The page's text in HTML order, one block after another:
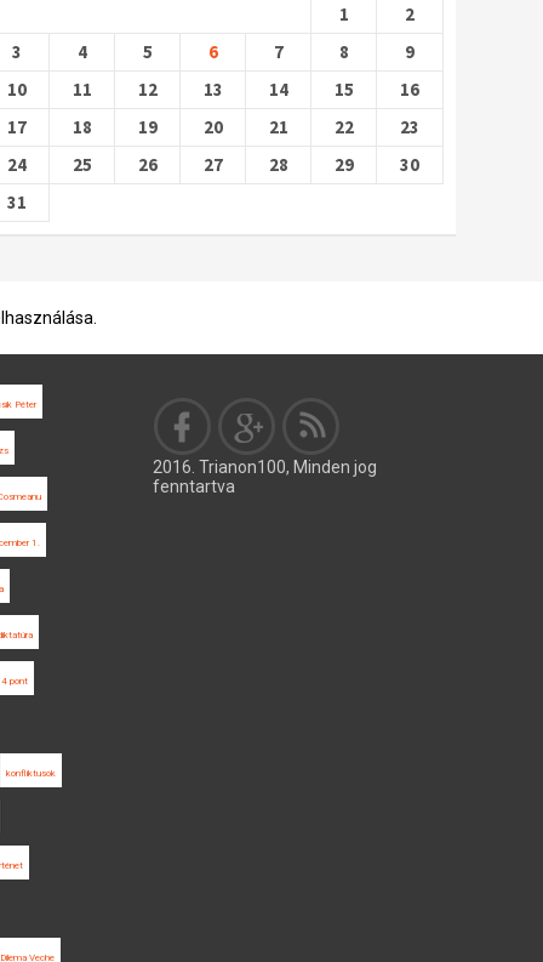
1
2
3
4 5 6 7 8
9
10
11 12 13 14 15
16
17
18 19 20 21 22
23
24
25 26 27 28 29
30
31
Péter
1.
pont
konfliktusok
Dilema Veche
2016. Trianon100, Minden jog
fenntartva